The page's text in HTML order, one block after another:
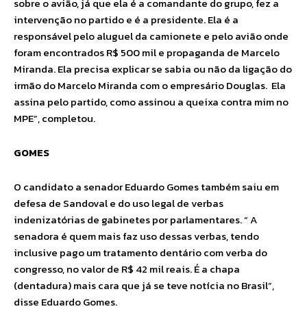
intervenção no partido e é a presidente. Ela é a
responsável pelo aluguel da camionete e pelo avião onde
foram encontrados R$ 500 mil e propaganda de Marcelo
Miranda. Ela precisa explicar se sabia ou não da ligação do
irmão do Marcelo Miranda com o empresário Douglas. Ela
assina pelo partido, como assinou a queixa contra mim no
MPE”, completou.
GOMES
O candidato a senador Eduardo Gomes também saiu em
defesa de Sandoval e do uso legal de verbas
indenizatórias de gabinetes por parlamentares. “ A
senadora é quem mais faz uso dessas verbas, tendo
inclusive pago um tratamento dentário com verba do
congresso, no valor de R$ 42 mil reais. É a chapa
(dentadura) mais cara que já se teve notícia no Brasil”,
disse Eduardo Gomes.